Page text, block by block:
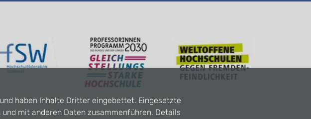
haben Inhalte Dritter eingebettet. Eingesetzte
mit anderen Daten zusammenführen. Details